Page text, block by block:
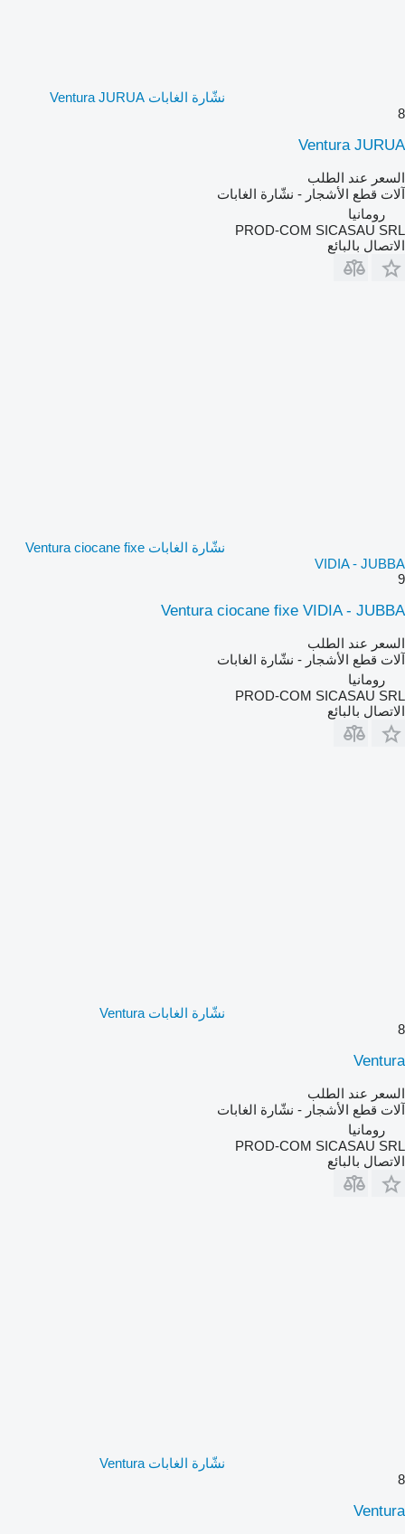
نشّارة الغابات Ventura JURUA
8
Ventura JURUA
السعر عند الطلب
آلات قطع الأشجار - نشّارة الغابات
رومانيا
PROD-COM SICASAU SRL
الاتصال بالبائع
نشّارة الغابات Ventura ciocane fixe
VIDIA - JUBBA
9
Ventura ciocane fixe VIDIA - JUBBA
السعر عند الطلب
آلات قطع الأشجار - نشّارة الغابات
رومانيا
PROD-COM SICASAU SRL
الاتصال بالبائع
نشّارة الغابات Ventura
8
Ventura
السعر عند الطلب
آلات قطع الأشجار - نشّارة الغابات
رومانيا
PROD-COM SICASAU SRL
الاتصال بالبائع
نشّارة الغابات Ventura
8
Ventura